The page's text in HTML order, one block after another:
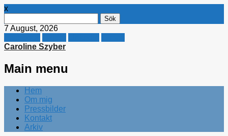
x
efter:
7 August, 2026
Caroline Szyber
Main menu
Skip
content
Hem
Om mig
Pressbilder
Kontakt
Arkiv